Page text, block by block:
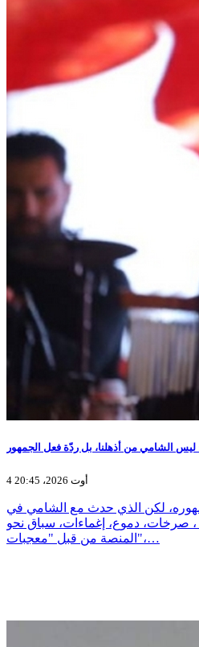
4 أوت 2026، 20:45
لكن الذي حدث مع الشامي في
صرخات، دموع، إغماءات، سباق نحو
المنصة من قبل "معجبات"،…